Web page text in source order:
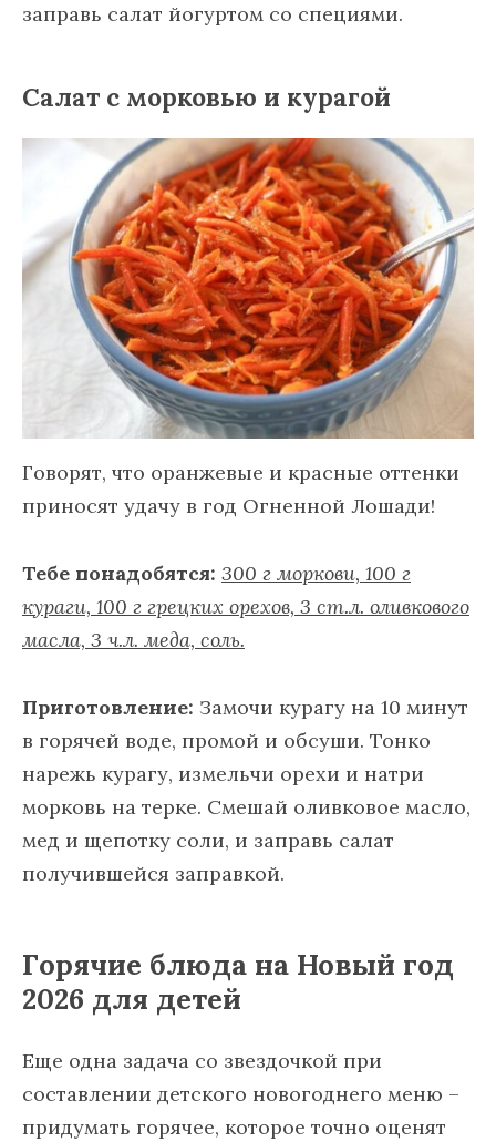
заправь салат йогуртом со специями.
Салат с морковью и курагой
Говорят, что оранжевые и красные оттенки
приносят удачу в год Огненной Лошади!
Тебе понадобятся: 300 г моркови, 100 г
кураги, 100 г грецких орехов, 3 ст.л. оливкового
масла, 3 ч.л. меда, соль.
Приготовление: Замочи курагу на 10 минут
в горячей воде, промой и обсуши. Тонко
нарежь курагу, измельчи орехи и натри
морковь на терке. Смешай оливковое масло,
мед и щепотку соли, и заправь салат
получившейся заправкой.
Горячие блюда на Новый год
2026 для детей
Еще одна задача со звездочкой при
составлении детского новогоднего меню –
придумать горячее, которое точно оценят